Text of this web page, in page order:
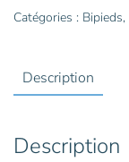
MOE
MAG1174.FDE
Catégories : Bipieds,
Description
Description